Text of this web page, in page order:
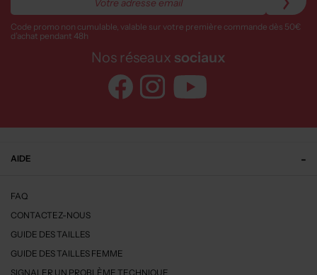
Code promo non cumulable, valable sur votre première commande dès 50€
d’achat pendant 48h
Nos réseaux sociaux
AIDE
FAQ
CONTACTEZ-NOUS
GUIDE DES TAILLES
GUIDE DES TAILLES FEMME
SIGNALER UN PROBLÈME TECHNIQUE